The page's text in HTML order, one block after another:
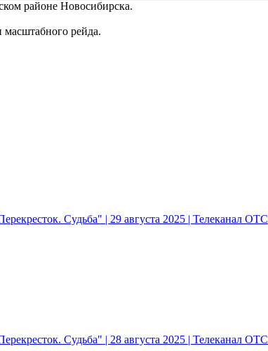
районе Новосибирска.
рейда.
Судьба" | 29 августа 2025 | Телеканал ОТС
Судьба" | 28 августа 2025 | Телеканал ОТС